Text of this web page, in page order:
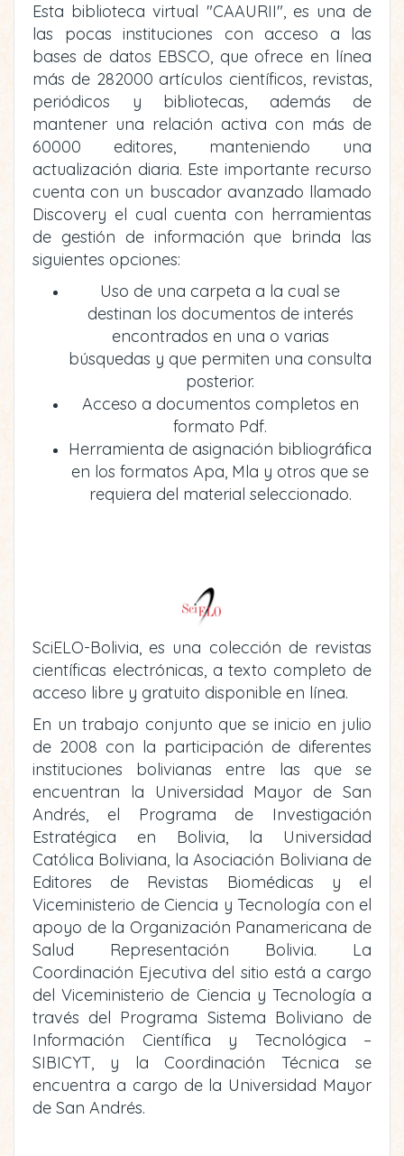
Esta biblioteca virtual "CAAURII", es una de
las pocas instituciones con acceso a las
bases de datos EBSCO, que ofrece en línea
más de 282000 artículos científicos, revistas,
periódicos y bibliotecas, además de
mantener una relación activa con más de
60000 editores, manteniendo una
actualización diaria. Este importante recurso
cuenta con un buscador avanzado llamado
Discovery el cual cuenta con herramientas
de gestión de información que brinda las
siguientes opciones:
Uso de una carpeta a la cual se
destinan los documentos de interés
encontrados en una o varias
búsquedas y que permiten una consulta
posterior.
Acceso a documentos completos en
formato Pdf.
Herramienta de asignación bibliográfica
en los formatos Apa, Mla y otros que se
requiera del material seleccionado.
SciELO-Bolivia, es una colección de revistas
científicas electrónicas, a texto completo de
acceso libre y gratuito disponible en línea.
En un trabajo conjunto que se inicio en julio
de 2008 con la participación de diferentes
instituciones bolivianas entre las que se
encuentran la Universidad Mayor de San
Andrés, el Programa de Investigación
Estratégica en Bolivia, la Universidad
Católica Boliviana, la Asociación Boliviana de
Editores de Revistas Biomédicas y el
Viceministerio de Ciencia y Tecnología con el
apoyo de la Organización Panamericana de
Salud Representación Bolivia. La
Coordinación Ejecutiva del sitio está a cargo
del Viceministerio de Ciencia y Tecnología a
través del Programa Sistema Boliviano de
Información Científica y Tecnológica –
SIBICYT, y la Coordinación Técnica se
encuentra a cargo de la Universidad Mayor
de San Andrés.